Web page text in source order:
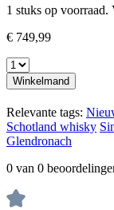
1 stuks op voorraad.
€ 749,99
Winkelmand
Relevante tags:
Schotland whisky
Glendronach
0 van 0